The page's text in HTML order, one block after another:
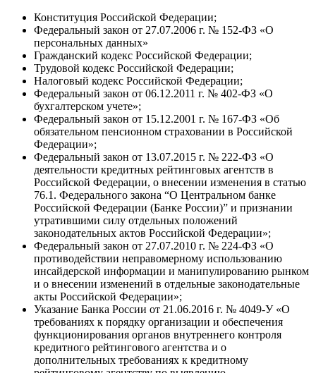
Конституция Российской Федерации;
Федеральный закон от 27.07.2006 г. № 152-ФЗ «О
персональных данных»
Гражданский кодекс Российской Федерации;
Трудовой кодекс Российской Федерации;
Налоговый кодекс Российской Федерации;
Федеральный закон от 06.12.2011 г. № 402-ФЗ «О
бухгалтерском учете»;
Федеральный закон от 15.12.2001 г. № 167-ФЗ «Об
обязательном пенсионном страховании в Российской
Федерации»;
Федеральный закон от 13.07.2015 г. № 222-ФЗ «О
деятельности кредитных рейтинговых агентств в
Российской Федерации, о внесении изменения в статью
76.1. Федерального закона “О Центральном банке
Российской Федерации (Банке России)” и признании
утратившими силу отдельных положений
законодательных актов Российской Федерации»;
Федеральный закон от 27.07.2010 г. № 224-ФЗ «О
противодействии неправомерному использованию
инсайдерской информации и манипулированию рынком
и о внесении изменений в отдельные законодательные
акты Российской Федерации»;
Указание Банка России от 21.06.2016 г. № 4049-У «О
требованиях к порядку организации и обеспечения
функционирования органов внутреннего контроля
кредитного рейтингового агентства и о
дополнительных требованиях к кредитному